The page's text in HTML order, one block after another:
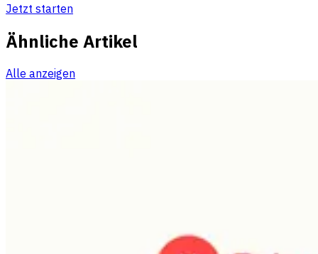
Jetzt starten
Ähnliche Artikel
Alle anzeigen